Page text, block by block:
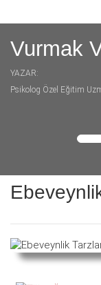
Vurmak
YAZAR:
Psikolog Özel Eğitim
Seçici
Dilsizlik -
YAZAR: